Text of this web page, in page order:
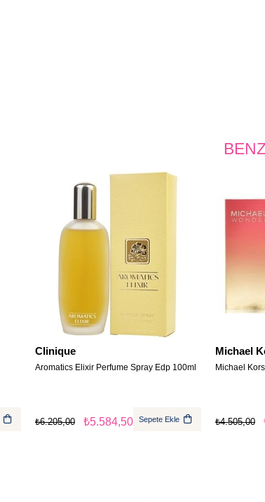
Clinique
Aromatics Elixir Perfume Spray Edp 100ml
₺5.584,50
₺6.205,00 Sepete Ekle
Michael
Michael
₺4.505,00